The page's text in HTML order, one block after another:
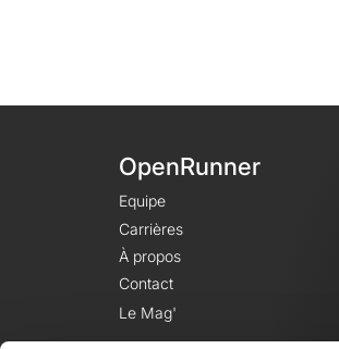
OpenRunner
Equipe
Carrières
À propos
Contact
Le Mag'